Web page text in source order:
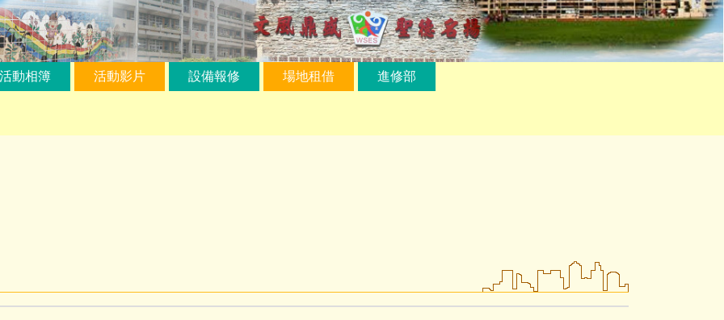
活動相簿 活動影片 設備報修 場地租借 進修部